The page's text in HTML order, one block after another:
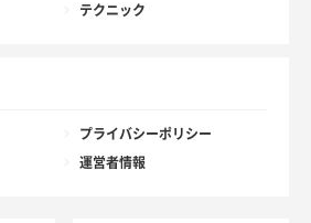
テクニック
プライバシーポリシー
運営者情報